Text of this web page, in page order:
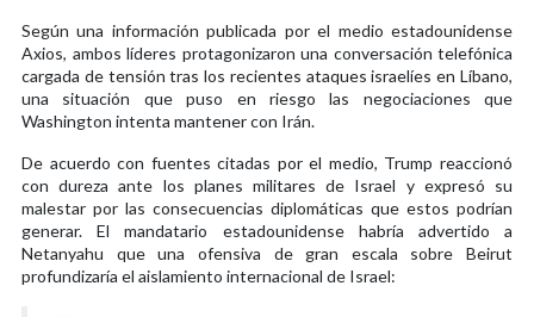
Según una información publicada por el medio estadounidense
Axios, ambos líderes protagonizaron una conversación telefónica
cargada de tensión tras los recientes ataques israelíes en Líbano,
una situación que puso en riesgo las negociaciones que
Washington intenta mantener con Irán.
De acuerdo con fuentes citadas por el medio, Trump reaccionó
con dureza ante los planes militares de Israel y expresó su
malestar por las consecuencias diplomáticas que estos podrían
generar. El mandatario estadounidense habría advertido a
Netanyahu que una ofensiva de gran escala sobre Beirut
profundizaría el aislamiento internacional de Israel: